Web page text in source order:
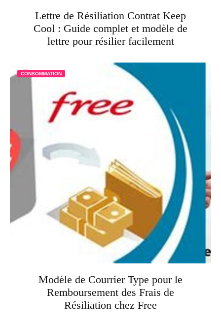
Lettre de Résiliation Contrat Keep
Cool : Guide complet et modèle de
lettre pour résilier facilement
CONSOMMATION
Modèle de Courrier Type pour le
Remboursement des Frais de
Résiliation chez Free